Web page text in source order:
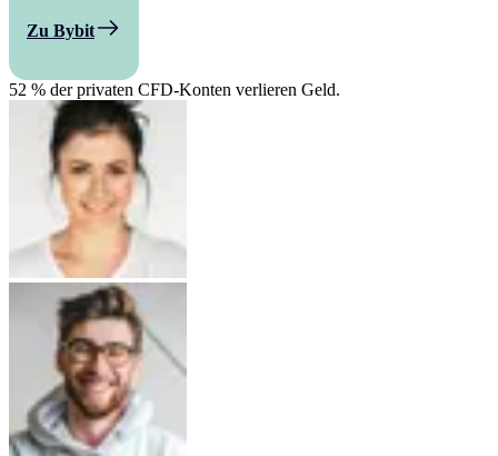
Zu Bybit
52 % der privaten CFD-Konten verlieren Geld.